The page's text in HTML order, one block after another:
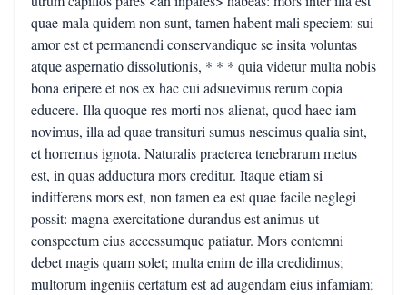
quae mala quidem non sunt, tamen habent mali speciem: sui
amor est et permanendi conservandique se insita voluntas
atque aspernatio dissolutionis, * * * quia videtur multa nobis
bona eripere et nos ex hac cui adsuevimus rerum copia
educere. Illa quoque res morti nos alienat, quod haec iam
novimus, illa ad quae transituri sumus nescimus qualia sint,
et horremus ignota. Naturalis praeterea tenebrarum metus
est, in quas adductura mors creditur. Itaque etiam si
indifferens mors est, non tamen ea est quae facile neglegi
possit: magna exercitatione durandus est animus ut
conspectum eius accessumque patiatur. Mors contemni
debet magis quam solet; multa enim de illa credidimus;
multorum ingeniis certatum est ad augendam eius infamiam;